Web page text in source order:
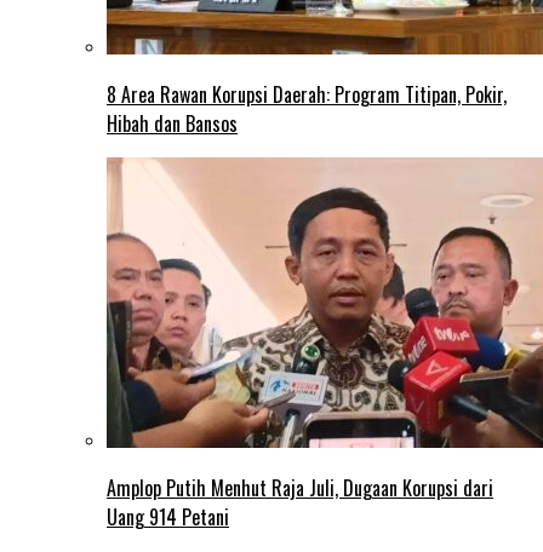
8 Area Rawan Korupsi Daerah: Program Titipan, Pokir,
Hibah dan Bansos
Amplop Putih Menhut Raja Juli, Dugaan Korupsi dari
Uang 914 Petani